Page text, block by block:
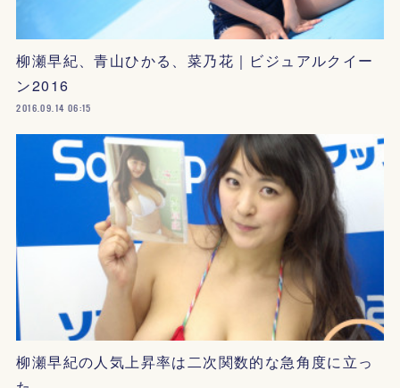
柳瀬早紀、青山ひかる、菜乃花｜ビジュアルクイー
ン2016
2016.09.14 06:15
柳瀬早紀の人気上昇率は二次関数的な急角度に立っ